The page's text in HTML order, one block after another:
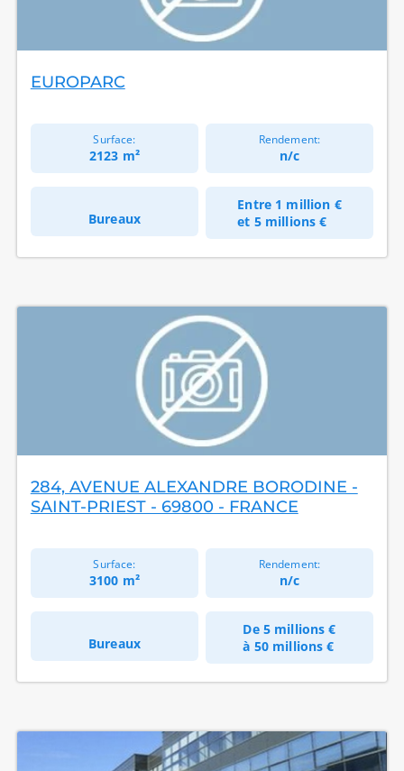
EUROPARC
Surface:
2123 m²
Rendement:
n/c
Bureaux
Entre 1 million €
et 5 millions €
284, AVENUE ALEXANDRE BORODINE -
SAINT-PRIEST - 69800 - FRANCE
Surface:
3100 m²
Rendement:
n/c
Bureaux
De 5 millions €
à 50 millions €